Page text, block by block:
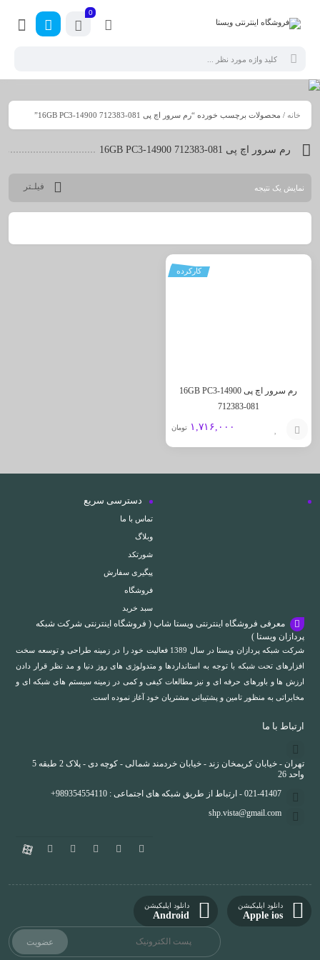
0
خانه / محصولات برچسب خورده “رم سرور اچ پی 16GB PC3-14900 712383-081”
رم سرور اچ پی 16GB PC3-14900 712383-081
فیلـتر نمایش یک نتیجه
کارکرده
رم سرور اچ پی 16GB PC3-14900
712383-081
۱,۷۱۶,۰۰۰ تومان
به
دسترسی سریع
تماس با ما
وبلاگ
شورتکد
پیگیری سفارش
فروشگاه
سبد خرید
معرفی فروشگاه اینترنتی ویستا شاپ ( فروشگاه اینترنتی شرکت شبکه
پردازان ویستا )
شرکت شبکه پردازان ویستا در سال 1389 فعالیت خود را در زمینه طراحی و توسعه سخت
افزارهای تحت شبکه با توجه به استانداردها و متدولوژی های روز دنیا و مد نظر قرار دادن
ارزش ها و باورهای حرفه ای و نیز مطالعات کیفی و کمی در زمینه سیستم های شبکه ای و
مخابراتی به منظور تامین و پشتیبانی مشتریان خود آغاز نموده است.
ارتباط با ما
تهران - خیابان کریمخان زند - خیابان خردمند شمالی - کوچه دی - پلاک 2 طبقه 5
واحد 26
021-41407 - ارتباط از طریق شبکه های اجتماعی : 989354554110+
shp.vista@gmail.com
دانلود اپلیکیشن
Apple ios
دانلود اپلیکیشن
Android